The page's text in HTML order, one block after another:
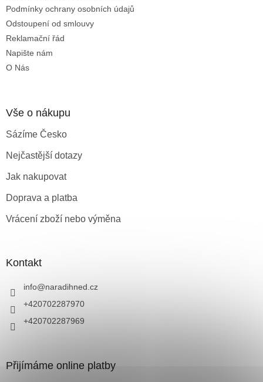
Podmínky ochrany osobních údajů
Odstoupení od smlouvy
Reklamační řád
Napište nám
O Nás
Vše o nákupu
Sázíme Česko
Nejčastější dotazy
Jak nakupovat
Doprava a platba
Vrácení zboží nebo výměna
Kontakt
info@naradihned.cz
+420702287970
+420702287969
Přijímáme online platby